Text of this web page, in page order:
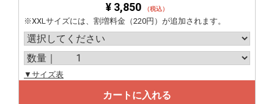
¥ 3,850 （税込）
※XXLサイズには、割増料金（220円）が追加されます。
▼サイズ表
カートに入れる